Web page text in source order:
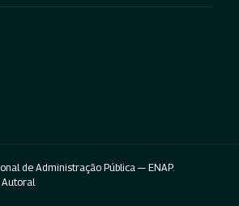
de Administração Pública — ENAP.